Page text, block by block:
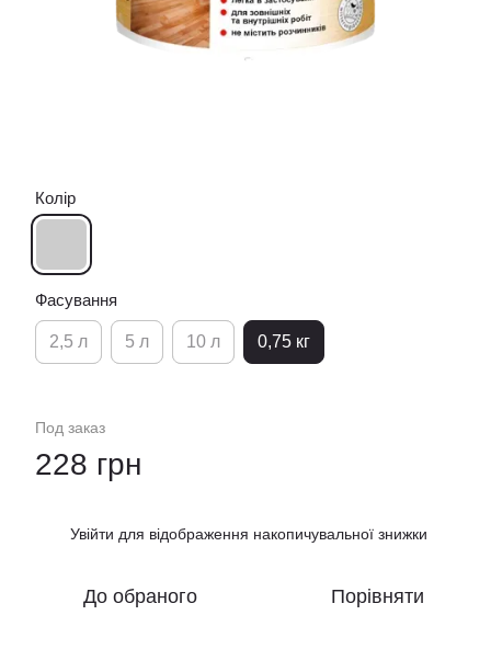
Колір
Фасування
2,5 л 5 л 10 л 0,75 кг
Под заказ
228 грн
Увійти для відображення накопичувальної знижки
До обраного Порівняти